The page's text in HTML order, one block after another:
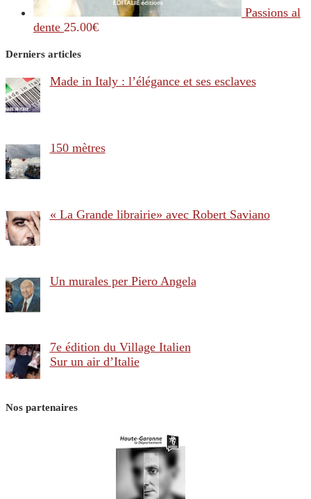
Passions al
dente 25.00€
Derniers articles
Made in Italy : l’élégance et ses esclaves
150 mètres
« La Grande librairie» avec Robert Saviano
Un murales per Piero Angela
7e édition du Village Italien
Sur un air d’Italie
Nos partenaires